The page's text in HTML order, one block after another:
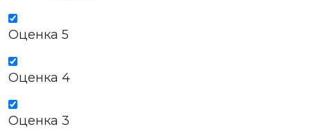
Оценка 5
Оценка 4
Оценка 3